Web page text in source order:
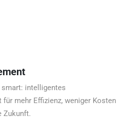
smart: intelligentes
für mehr Effizienz, weniger Kosten
Zukunft.